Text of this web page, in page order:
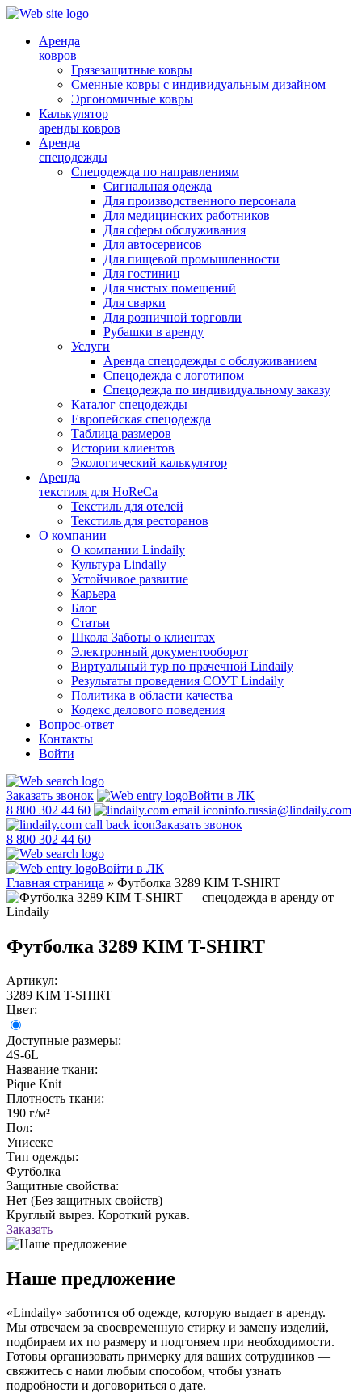
Аренда
ковров
Грязезащитные ковры
Сменные ковры с индивидуальным дизайном
Эргономичные ковры
Калькулятор
аренды ковров
Аренда
спецодежды
Спецодежда по направлениям
Сигнальная одежда
Для производственного персонала
Для медицинских работников
Для сферы обслуживания
Для автосервисов
Для пищевой промышленности
Для гостиниц
Для чистых помещений
Для сварки
Для розничной торговли
Рубашки в аренду
Услуги
Аренда спецодежды с обслуживанием
Спецодежда с логотипом
Спецодежда по индивидуальному заказу
Каталог спецодежды
Европейская спецодежда
Таблица размеров
Истории клиентов
Экологический калькулятор
Аренда
текстиля для HoReCa
Текстиль для отелей
Текстиль для ресторанов
О компании
О компании Lindaily
Культура Lindaily
Устойчивое развитие
Карьера
Блог
Статьи
Школа Заботы о клиентах
Электронный документооборот
Виртуальный тур по прачечной Lindaily
Результаты проведения СОУТ Lindaily
Политика в области качества
Кодекс делового поведения
Вопрос-ответ
Контакты
Войти
Заказать звонок
Войти в ЛК
8 800 302 44 60
info.russia@lindaily.com
Заказать звонок
8 800 302 44 60
Войти в ЛК
Главная страница » Футболка 3289 KIM T-SHIRT
Футболка 3289 KIM T-SHIRT
Артикул:
3289 KIM T-SHIRT
Цвет:
Доступные размеры:
4S-6L
Название ткани:
Pique Knit
Плотность ткани:
190 г/м²
Пол:
Унисекс
Тип одежды:
Футболка
Защитные свойства:
Нет (Без защитных свойств)
Круглый вырез. Короткий рукав.
Заказать
Наше предложение
«Lindaily» заботится об одежде, которую выдает в аренду.
Мы отвечаем за своевременную стирку и замену изделий,
подбираем их по размеру и подгоняем при необходимости.
Готовы организовать примерку для ваших сотрудников —
свяжитесь с нами любым способом, чтобы узнать
подробности и договориться о дате.